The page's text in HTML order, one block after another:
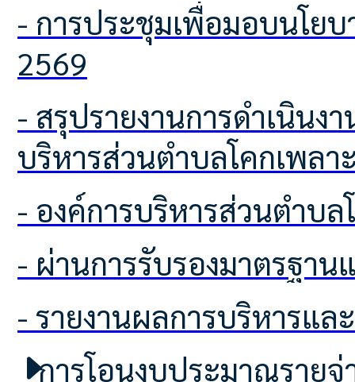
- การประชุมเพื่อมอบนโยบายในการประกาศเจตนารมณ์นโยบาย (No Gift Policy)
2569
- สรุปรายงานการดำเนินงานตามนโยบาย No Gift Policy จากการปฏิบัติหน้าที่ องค์การ
บริหารส่วนตำบลโคกเพล
- องค์การบริหารส่วนตำ
- ผ่านการรับรองมาตรฐ
- รายงานผลการบริหาร
การโอนงบประมาณราย